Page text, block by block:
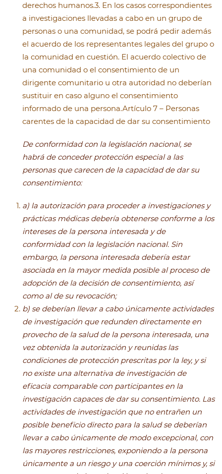
derechos humanos.3. En los casos correspondientes
a investigaciones llevadas a cabo en un grupo de
personas o una comunidad, se podrá pedir además
el acuerdo de los representantes legales del grupo o
la comunidad en cuestión. El acuerdo colectivo de
una comunidad o el consentimiento de un
dirigente comunitario u otra autoridad no deberían
sustituir en caso alguno el consentimiento
informado de una persona.Artículo 7 – Personas
carentes de la capacidad de dar su consentimiento
De conformidad con la legislación nacional, se
habrá de conceder protección especial a las
personas que carecen de la capacidad de dar su
consentimiento:
a) la autorización para proceder a investigaciones y
prácticas médicas debería obtenerse conforme a los
intereses de la persona interesada y de
conformidad con la legislación nacional. Sin
embargo, la persona interesada debería estar
asociada en la mayor medida posible al proceso de
adopción de la decisión de consentimiento, así
como al de su revocación;
b) se deberían llevar a cabo únicamente actividades
de investigación que redunden directamente en
provecho de la salud de la persona interesada, una
vez obtenida la autorización y reunidas las
condiciones de protección prescritas por la ley, y si
no existe una alternativa de investigación de
eficacia comparable con participantes en la
investigación capaces de dar su consentimiento. Las
actividades de investigación que no entrañen un
posible beneficio directo para la salud se deberían
llevar a cabo únicamente de modo excepcional, con
las mayores restricciones, exponiendo a la persona
únicamente a un riesgo y una coerción mínimos y, si